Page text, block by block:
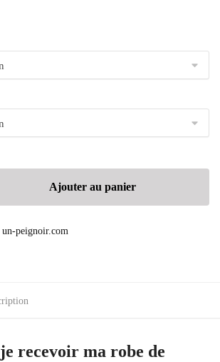
Ajouter au panier
recevoir ma robe de